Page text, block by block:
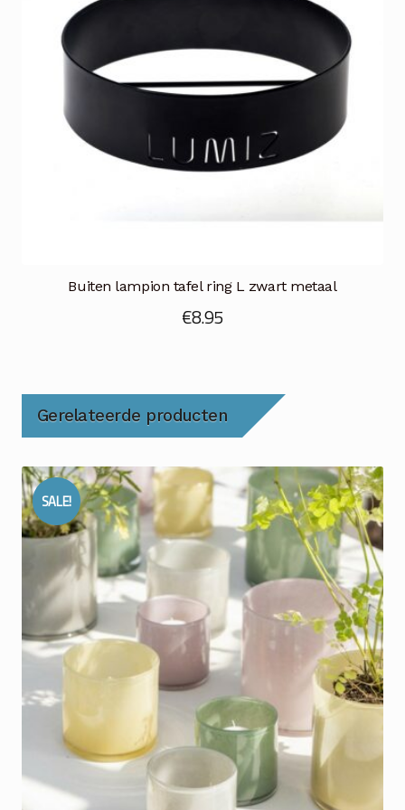
Buiten lampion tafel ring L zwart metaal
€8.95
Gerelateerde producten
SALE!